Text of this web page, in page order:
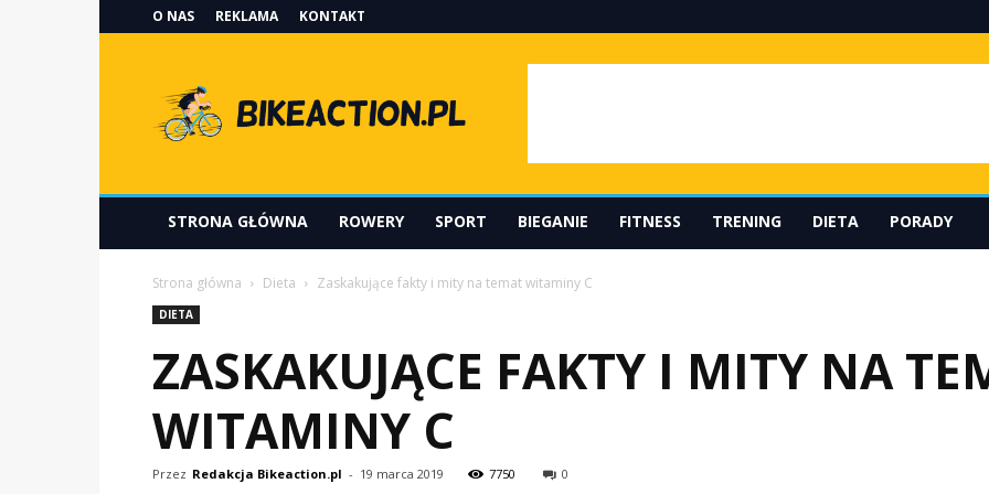
O NAS REKLAMA KONTAKT
STRONA GŁÓWNA ROWERY SPORT BIEGANIE FITNESS TRENING DIETA PORADY
Strona główna Dieta Zaskakujące fakty i mity na temat witaminy C
DIETA
ZASKAKUJĄCE FAKTY I MITY NA
WITAMINY C
Przez Redakcja Bikeaction.pl - 19 marca 2019 7750 0